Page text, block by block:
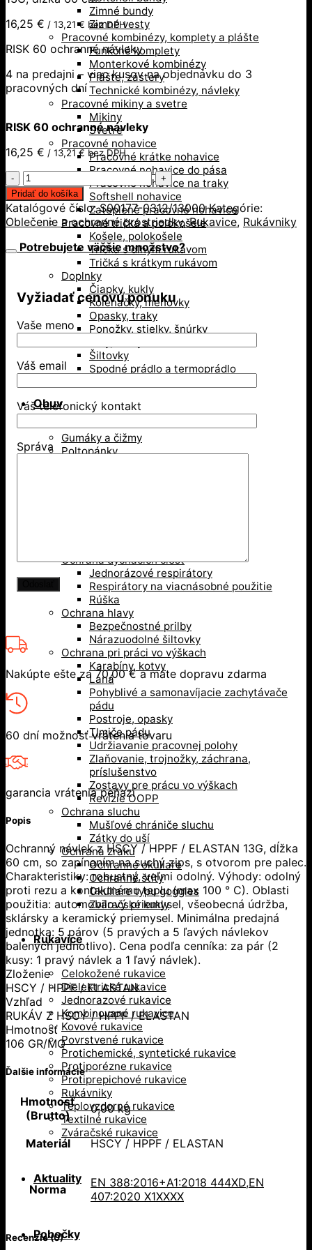
Zimné bundy
Zimné vesty
Pracovné kombinézy, komplety a plášte
Funkčné komplety
Monterkové kombinézy
Plášte, zástery
Technické kombinézy, návleky
Pracovné mikiny a svetre
Mikiny
Svetre
Pracovné nohavice
Pracovné krátke nohavice
Pracovné nohavice do pása
Pracovné nohavice na traky
Softshell nohavice
Zateplené pracovné nohavice
Pracovné tričká a polokošele
Košele, polokošele
Tričká s dlhým rukávom
Tričká s krátkym rukávom
Doplnky
Čiapky, kukly
Kolenačky, menovky
Opasky, traky
Ponožky, stielky, šnúrky
Šiltovky
Spodné prádlo a termoprádlo
Obuv
Gumáky a čižmy
Poltopánky
Ochrana dýchacích ciest
Jednorázové respirátory
Respirátory na viacnásobné použitie
Rúška
Ochrana hlavy
Bezpečnostné prilby
Nárazuodolné šiltovky
Ochrana pri práci vo výškach
Karabíny, kotvy
Laná
Pohyblivé a samonavíjacie zachytávače
pádu
Postroje, opasky
Tlmiče pádu
Udržiavanie pracovnej polohy
Zlaňovanie, trojnožky, záchrana,
príslušenstvo
Zostavy pre prácu vo výškach
Revízie OOPP
Ochrana sluchu
Mušľové chrániče sluchu
Zátky do uší
Ochrana zraku
Ochranné okuliare
Ochranné štíty
Okuliare typu goggles
Zváračské kukly
Rukavice
Celokožené rukavice
Dielektrické rukavice
Jednorazové rukavice
Kombinované rukavice
Kovové rukavice
Povrstvené rukavice
Protichemické, syntetické rukavice
Protiporézne rukavice
Protiprepichové rukavice
Rukávniky
Teplovzdorné rukavice
Textilné rukavice
Zváračské rukavice
Aktuality
Pobočky
16,25 € / 13,21€ bez DPH
RISK 60 ochranné návleky
4 na predajni – viac kusov na objednávku do 3
pracovných dní
RISK 60 ochranné návleky
16,25 € / 13,21€ bez DPH
množstvo
RISK
60
ochranné
návleky
Pridať do košíka
Katalógové číslo:S00177-0312/13000 Kategórie:
Oblečenie a ochranné prostriedky,Rukavice, Rukávniky
Potrebujete väčšie množstvo?
Vyžiadať cenovú ponuku
Vaše meno
Váš email
Váš telefonický kontakt
Správa
Nakúpte ešte za70,00€a máte dopravu zdarma
60 dní možnosť vrátenia tovaru
garancia vrátenia peňazí
Popis
Ochranný návlek z HSCY / HPPF / ELASTAN 13G, dĺžka
60 cm, so zapínaním na suchý zips, s otvorom pre palec.
Charakteristiky: robustný, veľmi odolný. Výhody: odolný
proti rezu a kontaktnému teplu (max 100 ° C). Oblasti
použitia: automobilový priemysel, všeobecná údržba,
sklársky a keramický priemysel. Minimálna predajná
jednotka: 5 párov (5 pravých a 5 ľavých návlekov
balených jednotlivo). Cena podľa cenníka: za pár (2
kusy: 1 pravý návlek a 1 ľavý návlek).
Zloženie
HSCY / HPPF / ELASTAN
Vzhľad
RUKÁV Z HSCY / HPPF / ELASTAN
Hmotnosť
106 GR/MQ
Ďalšie informácie
Hmotnosť
(Brutto)
0,00 kg
Materiál HSCY / HPPF / ELASTAN
Norma
EN 388:2016+A1:2018 444XD,EN
407:2020 X1XXXX
Recenzie (0)